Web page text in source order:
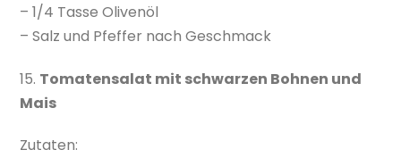
– 1/4 Tasse Olivenöl
– Salz und Pfeffer nach Geschmack
15. Tomatensalat mit schwarzen Bohnen und
Mais
Zutaten: